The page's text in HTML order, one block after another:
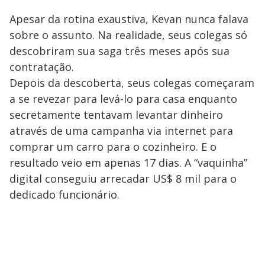
Apesar da rotina exaustiva, Kevan nunca falava
sobre o assunto. Na realidade, seus colegas só
descobriram sua saga três meses após sua
contratação.
Depois da descoberta, seus colegas começaram
a se revezar para levá-lo para casa enquanto
secretamente tentavam levantar dinheiro
através de uma campanha via internet para
comprar um carro para o cozinheiro. E o
resultado veio em apenas 17 dias. A “vaquinha”
digital conseguiu arrecadar US$ 8 mil para o
dedicado funcionário.